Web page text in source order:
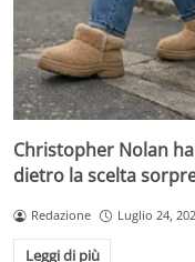
Christopher Nolan
dietro la scelta
Redazione Luglio 24,
Leggi di più